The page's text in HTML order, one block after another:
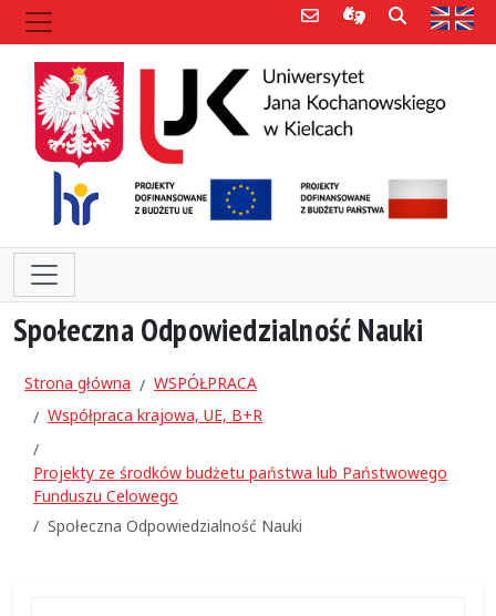
Poczta e-mailInformacje dla
Szukaj
Społeczna Odpowiedzialność Nauki
Strona główna
WSPÓŁPRACA
Współpraca krajowa, UE, B+R
Projekty ze środków budżetu państwa lub Państwowego
Funduszu Celowego
Społeczna Odpowiedzialność Nauki